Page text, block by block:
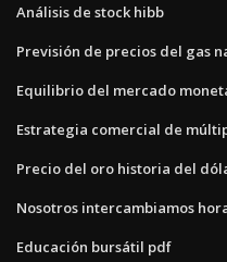
Análisis de stock hibb
Previsión de precios del gas
Equilibrio del mercado
Estrategia comercial de
Precio del oro historia del
Nosotros intercambiamos
Educación bursátil pdf